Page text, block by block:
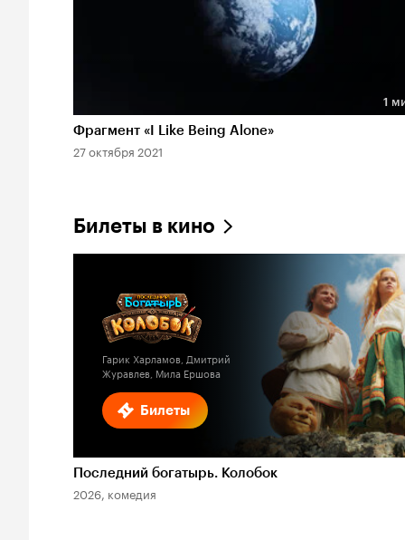
Длительность 1 мин
1
Фрагмент «I Like Being Alone»
27 октября 2021
Билеты в кино
Билеты
Гарик Харламов, Дмитрий
Журавлев, Мила Ершова
Последний богатырь. Колобок
2026, комедия